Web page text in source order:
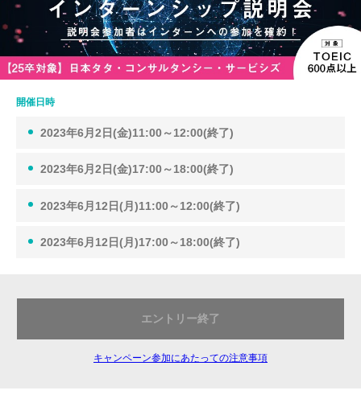
開催日時
2023年6月2日(金)11:00～12:00(終了)
2023年6月2日(金)17:00～18:00(終了)
2023年6月12日(月)11:00～12:00(終了)
2023年6月12日(月)17:00～18:00(終了)
エントリー終了
キャンペーン参加にあたっての注意事項